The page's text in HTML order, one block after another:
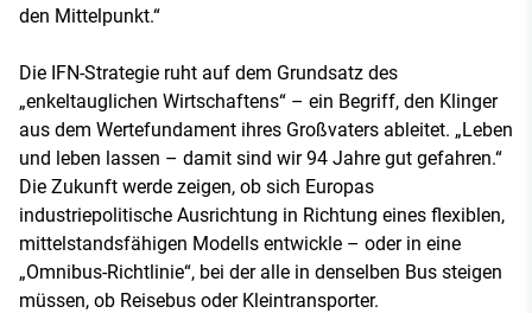
den Mittelpunkt.“
Die IFN-Strategie ruht auf dem Grundsatz des
„enkeltauglichen Wirtschaftens“ – ein Begriff, den Klinger
aus dem Wertefundament ihres Großvaters ableitet. „Leben
und leben lassen – damit sind wir 94 Jahre gut gefahren.“
Die Zukunft werde zeigen, ob sich Europas
industriepolitische Ausrichtung in Richtung eines flexiblen,
mittelstandsfähigen Modells entwickle – oder in eine
„Omnibus-Richtlinie“, bei der alle in denselben Bus steigen
müssen, ob Reisebus oder Kleintransporter.